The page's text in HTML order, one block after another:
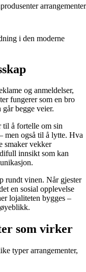
arrangementer
i den moderne
og anmeldelser,
fungerer som en bro
begge veier.
til å fortelle om sin
men også til å lytte. Hva
smaker vekker
innsikt som kan
rundt vinen. Når gjester
en sosial opplevelse
lojaliteten bygges –
som virker
typer arrangementer,